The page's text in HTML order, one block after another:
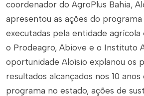
coordenador do AgroPlus Bahia,
apresentou as ações do programa
executadas pela entidade
o Prodeagro, Abiove e o Instituto
oportunidade Aloísio explanou os
resultados alcançados nos 10
programa no estado, ações de